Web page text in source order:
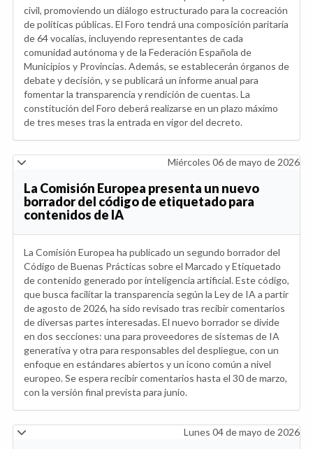
civil, promoviendo un diálogo estructurado para la cocreación
de políticas públicas. El Foro tendrá una composición paritaria
de 64 vocalías, incluyendo representantes de cada
comunidad autónoma y de la Federación Española de
Municipios y Provincias. Además, se establecerán órganos de
debate y decisión, y se publicará un informe anual para
fomentar la transparencia y rendición de cuentas. La
constitución del Foro deberá realizarse en un plazo máximo
de tres meses tras la entrada en vigor del decreto.
Miércoles 06 de mayo de 2026
La Comisión Europea presenta un nuevo
borrador del código de etiquetado para
contenidos de IA
La Comisión Europea ha publicado un segundo borrador del
Código de Buenas Prácticas sobre el Marcado y Etiquetado
de contenido generado por inteligencia artificial. Este código,
que busca facilitar la transparencia según la Ley de IA a partir
de agosto de 2026, ha sido revisado tras recibir comentarios
de diversas partes interesadas. El nuevo borrador se divide
en dos secciones: una para proveedores de sistemas de IA
generativa y otra para responsables del despliegue, con un
enfoque en estándares abiertos y un icono común a nivel
europeo. Se espera recibir comentarios hasta el 30 de marzo,
con la versión final prevista para junio.
Lunes 04 de mayo de 2026